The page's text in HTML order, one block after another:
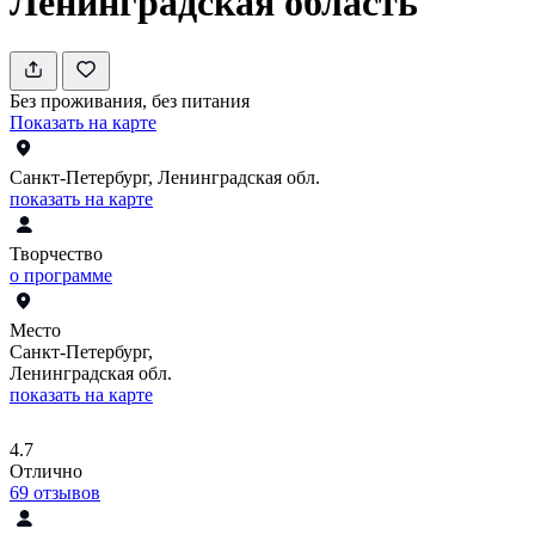
Без проживания, без питания
Показать на карте
Санкт-Петербург, Ленинградская обл.
показать на карте
Творчество
о программе
Место
Санкт-Петербург,
Ленинградская обл.
показать на карте
4.7
Отлично
69 отзывов